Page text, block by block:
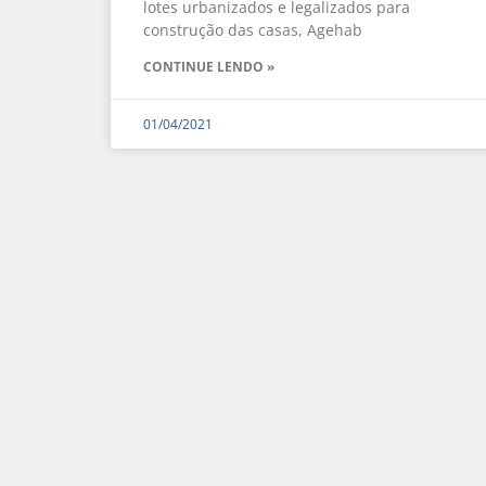
lotes urbanizados e legalizados para
construção das casas, Agehab
CONTINUE LENDO »
01/04/2021